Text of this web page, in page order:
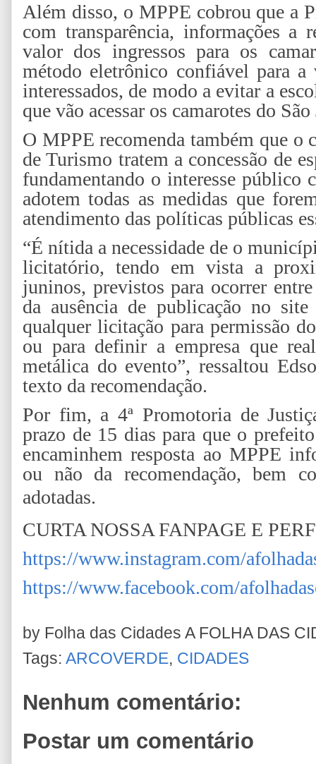
Além disso, o MPPE cobrou que a
com transparência, informações
valor dos ingressos para os
método eletrônico confiável para a
interessados, de modo a evitar a
que vão acessar os camarotes do
O MPPE recomenda também que o
de Turismo tratem a concessão de
fundamentando o interesse público
adotem todas as medidas que
atendimento das políticas públicas
“É nítida a necessidade de o
licitatório, tendo em vista a
juninos, previstos para ocorrer
da ausência de publicação no
qualquer licitação para permissão
ou para definir a empresa que
metálica do evento”, ressaltou
texto da recomendação.
Por fim, a 4ª Promotoria de
prazo de 15 dias para que o
encaminhem resposta ao MPPE
ou não da recomendação, bem
adotadas.
CURTA NOSSA FANPAGE E
https://www.instagram.com/
https://www.facebook.com/
by Folha das Cidades A FOLHA DAS
Tags: ARCOVERDE, CIDADES
Nenhum comentário:
Postar um comentário